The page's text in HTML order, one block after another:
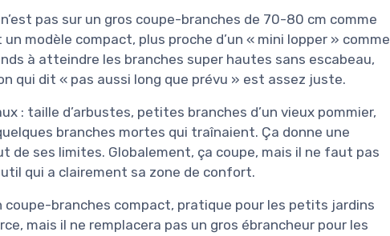
pas sur un gros coupe-branches de 70-80 cm comme
modèle compact, plus proche d’un « mini lopper » comme
à atteindre les branches super hautes sans escabeau,
qui dit « pas aussi long que prévu » est assez juste.
: taille d’arbustes, petites branches d’un vieux pommier,
branches mortes qui traînaient. Ça donne une
de ses limites. Globalement, ça coupe, mais il ne faut pas
qui a clairement sa zone de confort.
coupe-branches compact, pratique pour les petits jardins
mais il ne remplacera pas un gros ébrancheur pour les